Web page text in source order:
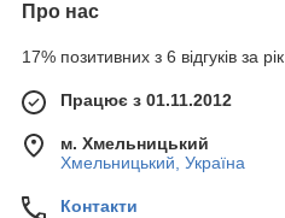
Про нас
17% позитивних з 6 відгуків за рік
Працює з 01.11.2012
м. Хмельницький
Хмельницький, Україна
Контакти